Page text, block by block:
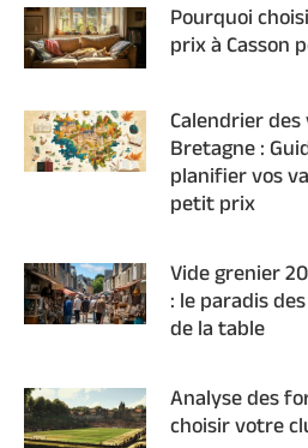
Pourquoi
prix à Casson
Calendrier
Bretagne :
planifier vos
petit prix
Vide grenier
: le paradis
de la table
Analyse des
choisir votre